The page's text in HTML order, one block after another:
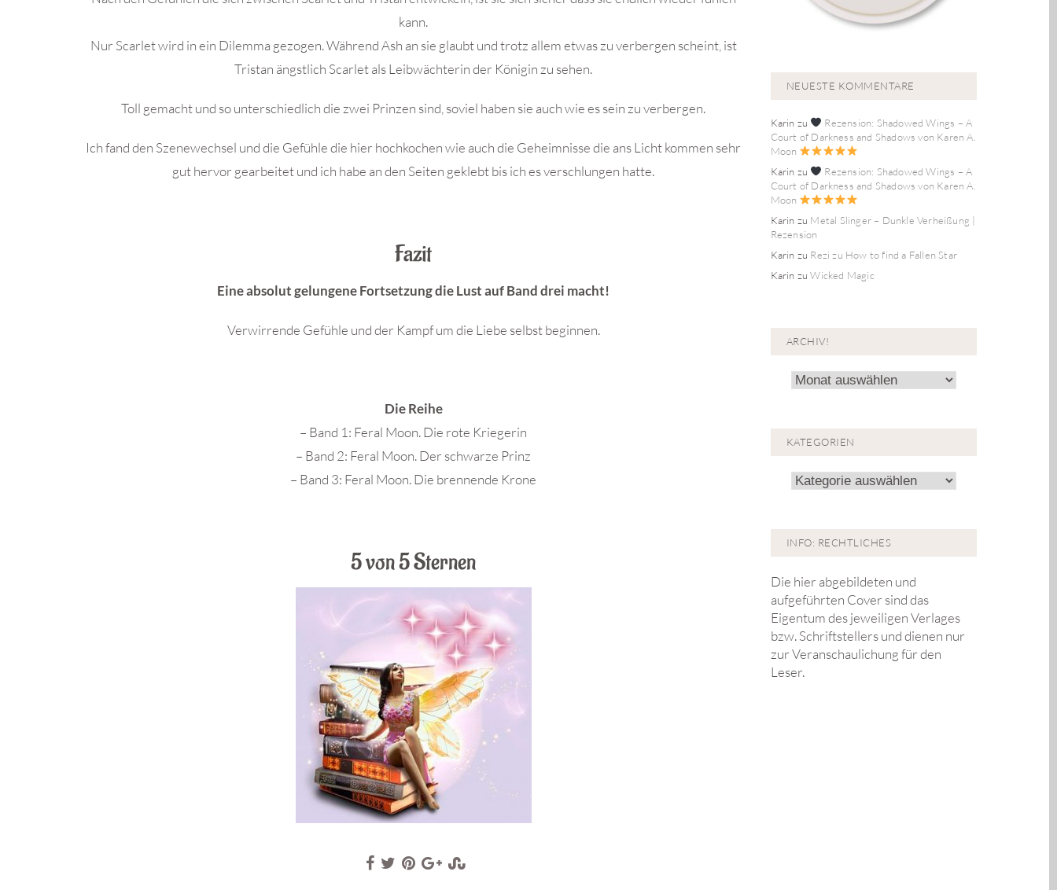
kann.
Nur Scarlet wird in ein Dilemma gezogen. Während Ash an sie glaubt und trotz allem etwas zu verbergen scheint, ist
Tristan ängstlich Scarlet als Leibwächterin der Königin zu sehen.
Toll gemacht und so unterschiedlich die zwei Prinzen sind, soviel haben sie auch wie es sein zu verbergen.
Ich fand den Szenewechsel und die Gefühle die hier hochkochen wie auch die Geheimnisse die ans Licht kommen sehr
gut hervor gearbeitet und ich habe an den Seiten geklebt bis ich es verschlungen hatte.
Fazit
Eine absolut gelungene Fortsetzung die Lust auf Band drei macht!
Verwirrende Gefühle und der Kampf um die Liebe selbst beginnen.
Die Reihe
– Band 1: Feral Moon. Die rote Kriegerin
– Band 2: Feral Moon. Der schwarze Prinz
– Band 3: Feral Moon. Die brennende Krone
5 von 5 Sternen
NEUESTE KOMMENTARE
Karin zu
Rezension: Shadowed Wings – A
Court of Darkness and Shadows von Karen A.
Moon
Karin zu
Rezension: Shadowed Wings – A
Court of Darkness and Shadows von Karen A.
Moon
Karin zu Metal Slinger – Dunkle Verheißung |
Rezension
Karin zu Rezi zu How to find a Fallen Star
Karin zuWicked Magic
ARCHIV!
Archiv!
KATEGORIEN
Kategorien
INFO: RECHTLICHES
Die hier abgebildeten und
aufgeführten Cover sind das
Eigentum des jeweiligen Verlages
bzw. Schriftstellers und dienen nur
zur Veranschaulichung für den
Leser.